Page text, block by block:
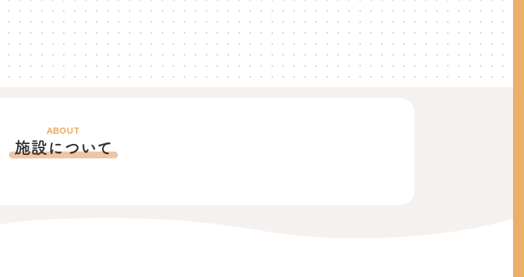
ABOUT
施設について